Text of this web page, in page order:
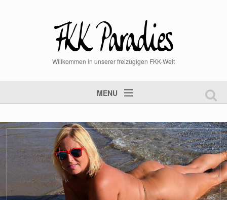
Willkommen in unserer freizügigen FKK-Welt
MENU
FKK Videos
FKK Bilder
aktuelle News
Mitglied werden